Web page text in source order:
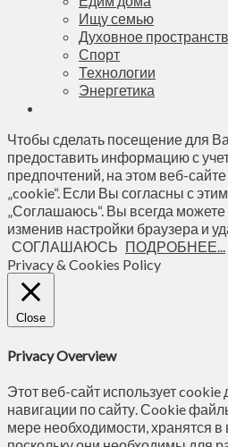
Ищу семью
Духовное
Спорт
Технологии
Энергетика
Чтобы сделать посещение для
предоставить информацию с
предпочтений, на этом веб-
„cookie“. Если Вы согласны с
„Соглашаюсь“. Вы всегда можете
изменив настройки браузера и
СОГЛАШАЮСЬ ПОДРОБНЕЕ...
Privacy & Cookies Policy
Close
Privacy Overview
Этот веб-сайт использует
навигации по сайту. Сookie
мере необходимости, хранятся